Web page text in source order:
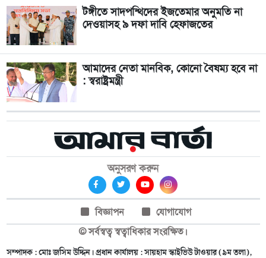
টঙ্গীতে সাদপন্থিদের ইজতেমার অনুমতি না
দেওয়াসহ ৯ দফা দাবি হেফাজতের
আমাদের নেতা মানবিক, কোনো বৈষম্য হবে না
: স্বরাষ্ট্রমন্ত্রী
অনুসরণ করুন
বিজ্ঞাপন
যোগাযোগ
© সর্বস্বত্ব স্বত্বাধিকার সংরক্ষিত।
সম্পাদক : মোঃ জসিম উদ্দিন। প্রধান কার্যালয় : সায়হাম স্কাইভিউ টাওয়ার (৯ম তলা),